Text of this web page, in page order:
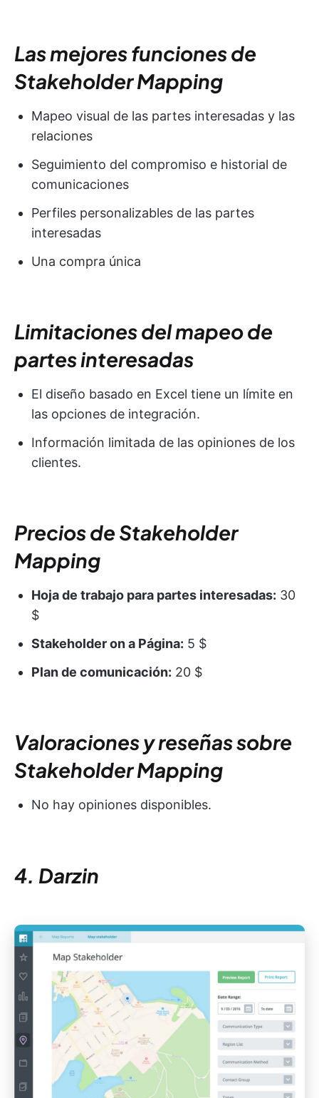
Las mejores funciones de
Stakeholder Mapping
Mapeo visual de las partes interesadas y las
relaciones
Seguimiento del compromiso e historial de
comunicaciones
Perfiles personalizables de las partes
interesadas
Una compra única
Limitaciones del mapeo de
partes interesadas
El diseño basado en Excel tiene un límite en
las opciones de integración.
Información limitada de las opiniones de los
clientes.
Precios de Stakeholder
Mapping
Hoja de trabajo para partes interesadas: 30
$
Stakeholder on a Página: 5 $
Plan de comunicación: 20 $
Valoraciones y reseñas sobre
Stakeholder Mapping
No hay opiniones disponibles.
4. Darzin